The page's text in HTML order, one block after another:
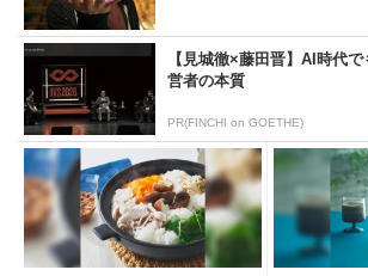
【見城徹×藤田晋】AI時代
営者の本質
PR(FINCHI on GOETHE)